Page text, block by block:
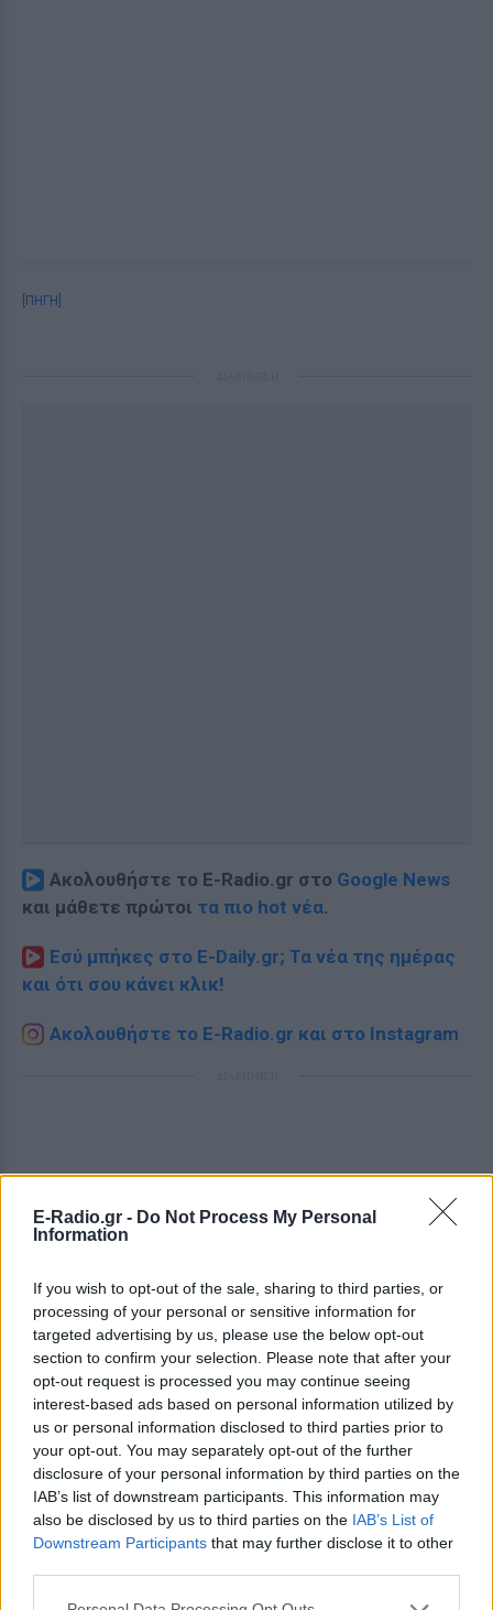
E-Radio.gr - Do Not Process My Personal
Information
If you wish to opt-out of the sale, sharing to third parties, or
processing of your personal or sensitive information for
targeted advertising by us, please use the below opt-out
section to confirm your selection. Please note that after your
opt-out request is processed you may continue seeing
interest-based ads based on personal information utilized by
us or personal information disclosed to third parties prior to
your opt-out. You may separately opt-out of the further
disclosure of your personal information by third parties on the
IAB’s list of downstream participants. This information may
also be disclosed by us to third parties on the IAB’s List of
Downstream Participants that may further disclose it to other
[ΠΗΓΗ]
Ακολουθήστε το E-Radio.gr στο Google News
και μάθετε πρώτοι τα πιο hot νέα.
Εσύ μπήκες στο E-Daily.gr; Τα νέα της ημέρας
και ότι σου κάνει κλικ!
Ακολουθήστε το E-Radio.gr και στο Instagram